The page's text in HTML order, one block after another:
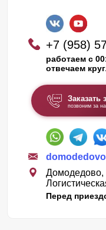
+7 (958)
работаем с
отвечаем
Заказать
позвоним за
Домодедово,
Перед